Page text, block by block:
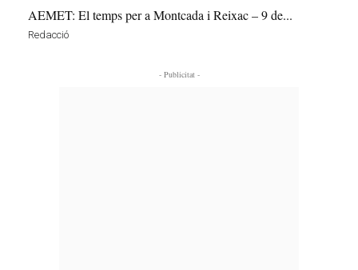
AEMET: El temps per a Montcada i Reixac – 9 de...
Redacció
- Publicitat -